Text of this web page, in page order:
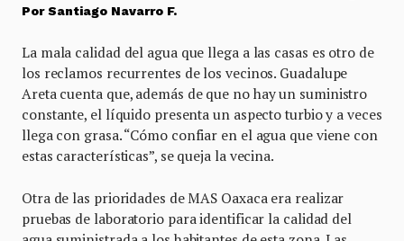
Por Santiago Navarro F.
La mala calidad del agua que llega a las casas es otro de
los reclamos recurrentes de los vecinos. Guadalupe
Areta cuenta que, además de que no hay un suministro
constante, el líquido presenta un aspecto turbio y a veces
llega con grasa. “Cómo confiar en el agua que viene con
estas características”, se queja la vecina.
Otra de las prioridades de MAS Oaxaca era realizar
pruebas de laboratorio para identificar la calidad del